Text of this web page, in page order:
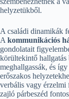
helyzetükből.
A családi dinamikák
A kommunikációs
gondolatait
körültekintő
meghallgassák, és
erőszakos
verbális vagy érzelmi
zajló párbeszéd